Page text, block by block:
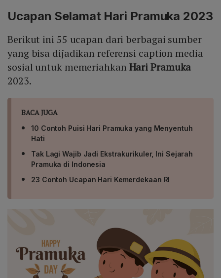
Ucapan Selamat Hari Pramuka 2023
Berikut ini 55 ucapan dari berbagai sumber
yang bisa dijadikan referensi caption media
sosial untuk memeriahkan Hari Pramuka
2023.
BACA JUGA
10 Contoh Puisi Hari Pramuka yang Menyentuh
Hati
Tak Lagi Wajib Jadi Ekstrakurikuler, Ini Sejarah
Pramuka di Indonesia
23 Contoh Ucapan Hari Kemerdekaan RI